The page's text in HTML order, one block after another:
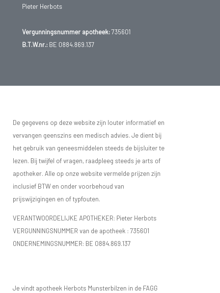
Pieter Herbots
Vergunningsnummer apotheek:735601
B.T.W.nr.:BE 0884.869.137
De gegevens op deze website zijn louter informatief en
vervangen geenszins een medisch advies. Je dient bij
het gebruik van geneesmiddelen steeds de bijsluiter te
lezen. Bij twijfel of vragen, raadpleeg steeds je arts of
apotheker. Alle op onze website vermelde prijzen zijn
inclusief BTW en onder voorbehoud van
prijswijzigingen en of typfouten.
VERANTWOORDELIJKE APOTHEKER: Pieter Herbots
VERGUNNINGSNUMMER van de apotheek : 735601
ONDERNEMINGSNUMMER: BE 0884.869.137
Je vindt apotheek Herbots Munsterbilzen in de FAGG